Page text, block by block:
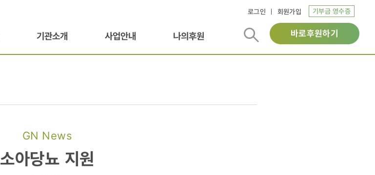
로그인 회원가입 기부금 영수증
기관소개 사업안내 나의후원 바로후원하기
GN News
소아당뇨 지원